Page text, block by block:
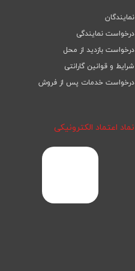
نمایندگان
درخواست نمایندگی
درخواست بازدید از محل
شرایط و قوانین گارانتی
درخواست خدمات پس از فروش
نماد اعتماد الکترونیکی